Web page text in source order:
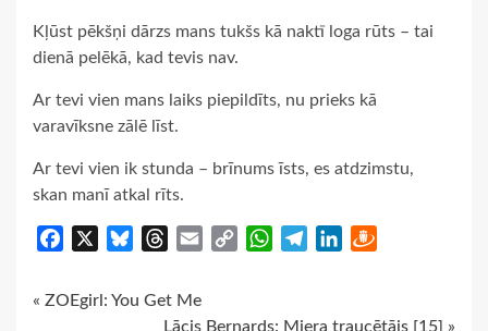
Kļūst pēkšņi dārzs mans tukšs kā naktī loga rūts – tai
dienā pelēkā, kad tevis nav.
Ar tevi vien mans laiks piepildīts, nu prieks kā
varavīksne zālē līst.
Ar tevi vien ik stunda – brīnums īsts, es atdzimstu,
skan manī atkal rīts.
Facebook BlueskyThreads
Email
Copy
WhatsApp
TelegramLinkedIn
Continue
« ZOEgirl: You Get Me
Lācis Bernards: Miera traucētājs [15] »